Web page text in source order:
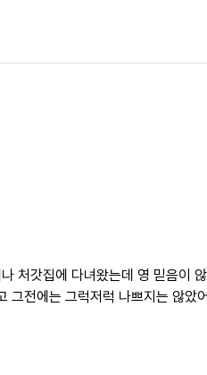
처갓집에 다녀왔는데 영 믿음이
그전에는 그럭저럭 나쁘지는 않았